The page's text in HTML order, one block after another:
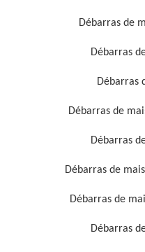
Débarras de
Débarras
Débarras
Débarras de
Débarras
Débarras de
Débarras de
Débarras